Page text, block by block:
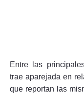
Entre las
trae aparejada en
que reportan las